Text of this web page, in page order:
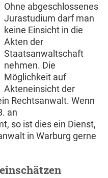
Ohne abgeschlossenes
Jurastudium darf man
keine Einsicht in die
Akten der
Staatsanwaltschaft
nehmen. Die
Möglichkeit auf
Akteneinsicht der
Rechtsanwalt. Wenn
an
so ist dies ein Dienst,
in Warburg gerne